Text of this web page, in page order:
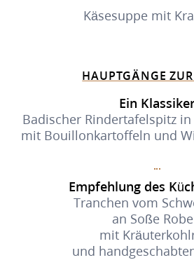
Käsesuppe mit
HAUPTGÄNGE
Ein
Badischer Rindertafelspitz
mit Bouillonkartoffeln und
Empfehlung des
Tranchen vom
an Soße
mit
und